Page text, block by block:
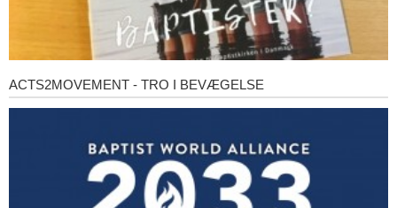
Acts2Movement
ACTS2MOVEMENT - TRO I BEVÆGELSE